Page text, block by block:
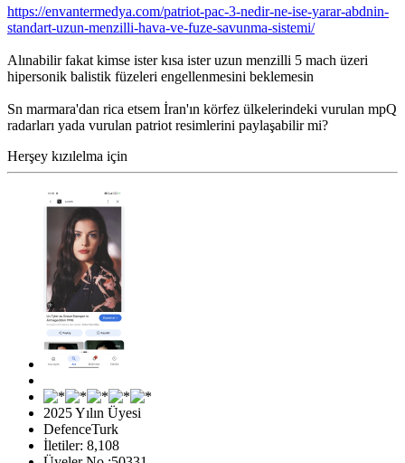
https://envantermedya.com/patriot-pac-3-nedir-ne-ise-yarar-abdnin-
standart-uzun-menzilli-hava-ve-fuze-savunma-sistemi/
Alınabilir fakat kimse ister kısa ister uzun menzilli 5 mach üzeri
hipersonik balistik füzeleri engellenmesini beklemesin
Sn marmara'dan rica etsem İran'ın körfez ülkelerindeki vurulan mpQ
radarları yada vurulan patriot resimlerini paylaşabilir mi?
Herşey kızılelma için
2025 Yılın Üyesi
DefenceTurk
İletiler: 8,108